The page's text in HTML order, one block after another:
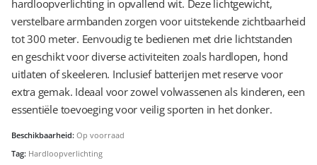
hardloopverlichting in opvallend wit. Deze lichtgewicht,
verstelbare armbanden zorgen voor uitstekende zichtbaarheid
tot 300 meter. Eenvoudig te bedienen met drie lichtstanden
en geschikt voor diverse activiteiten zoals hardlopen, hond
uitlaten of skeeleren. Inclusief batterijen met reserve voor
extra gemak. Ideaal voor zowel volwassenen als kinderen, een
essentiële toevoeging voor veilig sporten in het donker.
Beschikbaarheid: Op voorraad
Tag: Hardloopverlichting